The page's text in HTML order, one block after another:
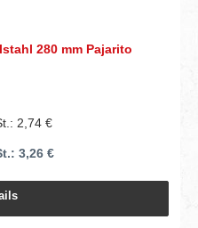
280 mm Pajarito
2,74 €
3,26 €